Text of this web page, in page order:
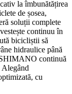
la îmbunătățirea
de șosea,
soluții complete
continuu în
bicicliștii să
hidraulice până
continuă
Alegând
cu